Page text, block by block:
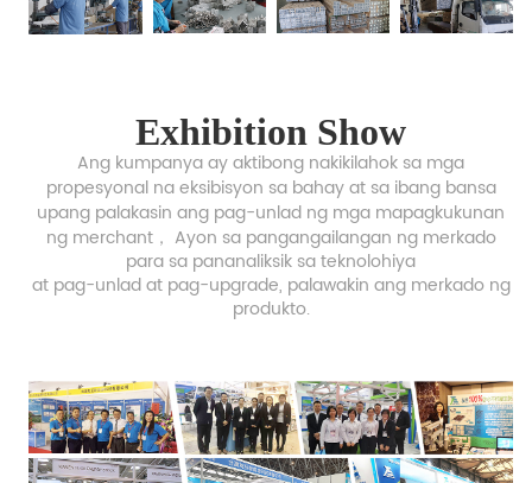
Exhibition Show
Ang kumpanya ay aktibong nakikilahok sa mga
propesyonal na eksibisyon sa bahay at sa ibang bansa
upang palakasin ang pag-unlad ng mga mapagkukunan
ng merchant， Ayon sa pangangailangan ng merkado
para sa pananaliksik sa teknolohiya
at pag-unlad at pag-upgrade, palawakin ang merkado ng
produkto.